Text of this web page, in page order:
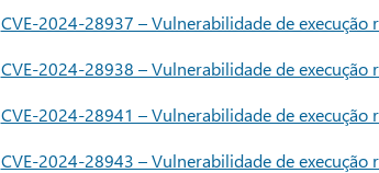
CVE-2024-28937 – Vulnerabilidade de
CVE-2024-28938 – Vulnerabilidade de
CVE-2024-28941 – Vulnerabilidade de
CVE-2024-28943 – Vulnerabilidade de